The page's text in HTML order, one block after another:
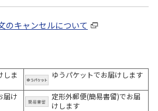
のキャンセルについて
しま
ゆうパケットでお届けします
届け
定形外郵便(簡易書留)でお届
けします